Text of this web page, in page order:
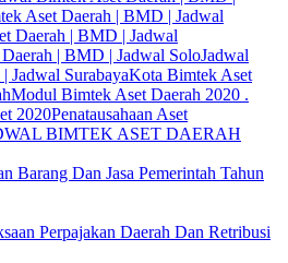
Aset Daerah | BMD | Jadwal
Daerah | BMD | Jadwal
| BMD | Jadwal SoloJadwal
Jadwal SurabayaKota Bimtek Aset
Modul Bimtek Aset Daerah 2020 .
2020Penatausahaan Aset
BIMTEK ASET DAERAH
Barang Dan Jasa Pemerintah Tahun
Perpajakan Daerah Dan Retribusi